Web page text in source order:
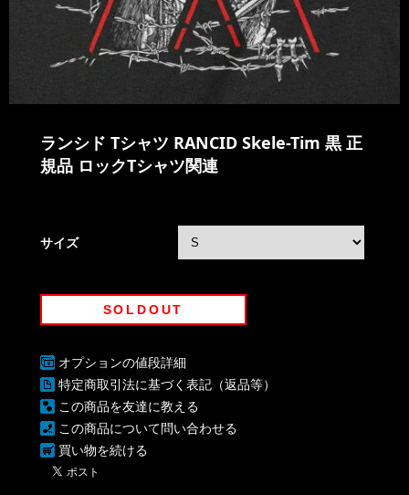
ランシド Tシャツ RANCID Skele-Tim 黒 正
規品 ロックTシャツ関連
サイズ
SOLDOUT
オプションの値段詳細
特定商取引法に基づく表記（返品等）
この商品を友達に教える
この商品について問い合わせる
買い物を続ける